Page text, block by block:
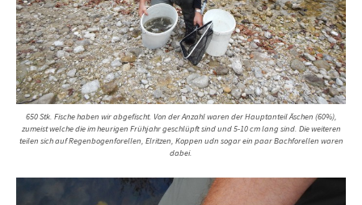
650 Stk. Fische haben wir abgefischt. Von der Anzahl waren der Hauptanteil Äschen (60%),
zumeist welche die im heurigen Frühjahr geschlüpft sind und 5-10 cm lang sind. Die weiteren
teilen sich auf Regenbogenforellen, Elritzen, Koppen udn sogar ein paar Bachforellen waren
dabei.